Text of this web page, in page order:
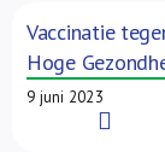
Vaccinatie
Hoge
9 juni 2023